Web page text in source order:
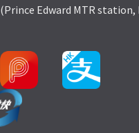
(Prince Edward MTR station,